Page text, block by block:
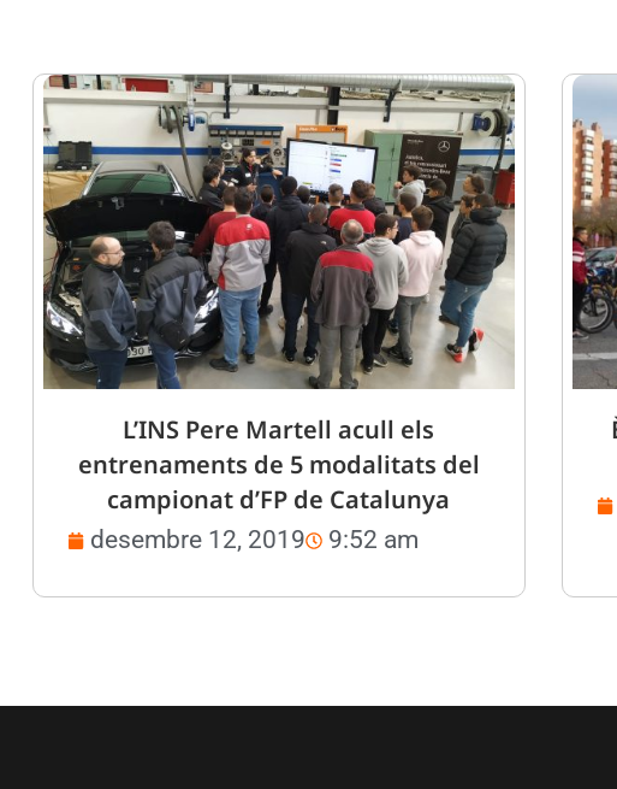
L’INS Pere Martell acull els
entrenaments de 5 modalitats del
campionat d’FP de Catalunya
desembre 12, 2019 9:52 am